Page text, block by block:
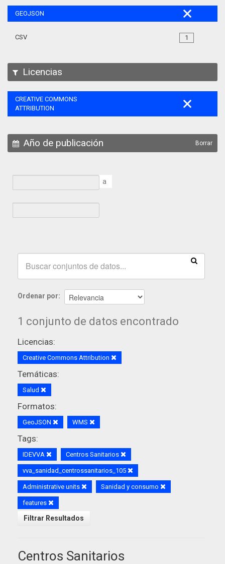
GEOJSON
1
CSV
Licencias
CREATIVE COMMONS
ATTRIBUTION
Año de publicación Borrar
a
Ordenar por
1 conjunto de datos encontrado
Licencias:
Creative Commons Attribution
Temáticas:
Salud
Formatos:
GeoJSON WMS
Tags:
IDEVVA Centros Sanitarios
vva_sanidad_centrossanitarios_105
Administrative units Sanidad y consumo
features
Filtrar Resultados
Centros Sanitarios